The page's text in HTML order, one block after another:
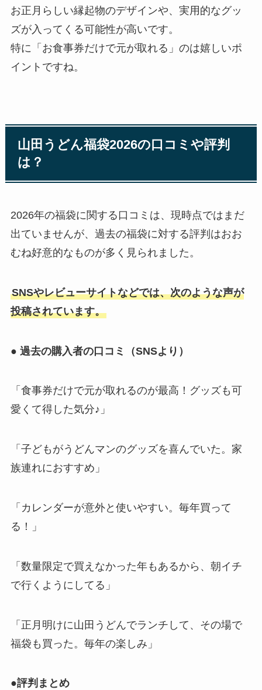
お正月らしい縁起物のデザインや、実用的なグッ
ズが入ってくる可能性が高いです。
特に「お食事券だけで元が取れる」のは嬉しいポ
イントですね。
山田うどん福袋2026の口コミや評判
は？
2026年の福袋に関する口コミは、現時点ではまだ
出ていませんが、過去の福袋に対する評判はおお
むね好意的なものが多く見られました。
SNSやレビューサイトなどでは、次のような声が
投稿されています。
● 過去の購入者の口コミ（SNSより）
「食事券だけで元が取れるのが最高！グッズも可
愛くて得した気分♪」
「子どもがうどんマンのグッズを喜んでいた。家
族連れにおすすめ」
「カレンダーが意外と使いやすい。毎年買って
る！」
「数量限定で買えなかった年もあるから、朝イチ
で行くようにしてる」
「正月明けに山田うどんでランチして、その場で
福袋も買った。毎年の楽しみ」
●評判まとめ